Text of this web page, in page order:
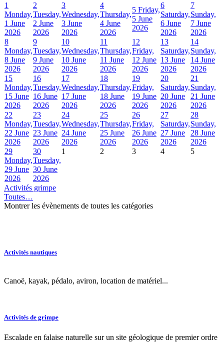
1
Monday,
1 June
2026
2
Tuesday,
2 June
2026
3
Wednesday,
3 June
2026
4
Thursday,
4 June
2026
5 Friday,
5 June
2026
6
Saturday,
6 June
2026
7
Sunday,
7 June
2026
8
Monday,
8 June
2026
9
Tuesday,
9 June
2026
10
Wednesday,
10 June
2026
11
Thursday,
11 June
2026
12
Friday,
12 June
2026
13
Saturday,
13 June
2026
14
Sunday,
14 June
2026
15
Monday,
15 June
2026
16
Tuesday,
16 June
2026
17
Wednesday,
17 June
2026
18
Thursday,
18 June
2026
19
Friday,
19 June
2026
20
Saturday,
20 June
2026
21
Sunday,
21 June
2026
22
Monday,
22 June
2026
23
Tuesday,
23 June
2026
24
Wednesday,
24 June
2026
25
Thursday,
25 June
2026
26
Friday,
26 June
2026
27
Saturday,
27 June
2026
28
Sunday,
28 June
2026
29
Monday,
29 June
2026
30
Tuesday,
30 June
2026
1 2 3 4 5
Activités grimpe
Toutes…
Montrer les évènements de toutes les catégories
Activités nautiques
Canoë, kayak, pédalo, aviron, location de matériel...
Activités de grimpe
Escalade en falaise naturelle sur un site géologique de premier ordre